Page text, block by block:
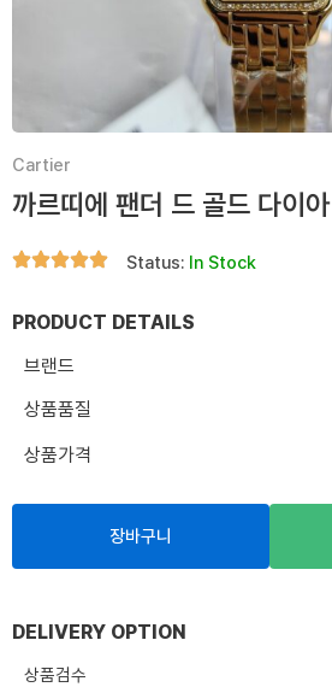
Cartier
까르띠에 팬더 드 골드 다이아
Status: In Stock
PRODUCT DETAILS
브랜드
상품품질
상품가격
장바구니
DELIVERY OPTION
상품검수